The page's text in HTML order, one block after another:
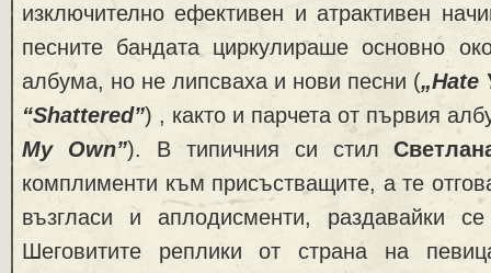
изключително ефективен и атрактивен
песните бандата циркулираше основно
албума, но не липсваха и нови песни („Hate
“Shattered”) , както и парчета от първия
My Own”). В типичния си стил
комплименти към присъстващите, а те
възгласи и аплодисменти, раздавайки
Шеговитите реплики от страна на